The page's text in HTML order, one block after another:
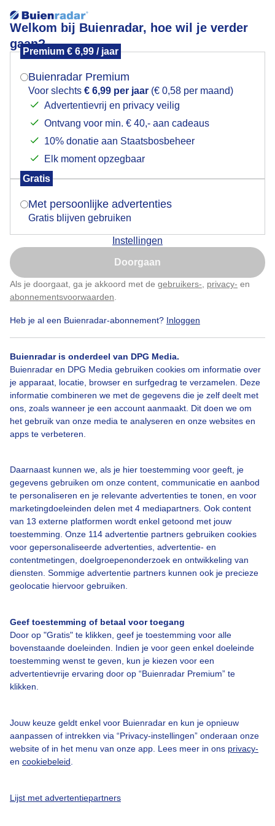
Welkom bij Buienradar, hoe wil je verder
gaan?
Premium € 6,99 / jaar
Buienradar Premium
Voor slechts € 6,99 per jaar (€ 0,58 per maand)
Advertentievrij en privacy veilig
Ontvang voor min. € 40,- aan cadeaus
10% donatie aan Staatsbosbeheer
Elk moment opzegbaar
Gratis
Met persoonlijke advertenties
Gratis blijven gebruiken
Instellingen
Doorgaan
Als je doorgaat, ga je akkoord met de gebruikers- privacy- en
abonnementsvoorwaarden
Heb je al een Buienradar-abonnement? Inloggen
Buienradar is onderdeel van DPG Media.
Buienradar en DPG Media gebruiken cookies om informatie over
je apparaat, locatie, browser en surfgedrag te verzamelen. Deze
informatie combineren we met de gegevens die je zelf deelt met
ons, zoals wanneer je een account aanmaakt. Dit doen we om
het gebruik van onze media te analyseren en onze websites en
apps te verbeteren.
Daarnaast kunnen we, als je hier toestemming voor geeft, je
gegevens gebruiken om onze content, communicatie en aanbod
te personaliseren en je relevante advertenties te tonen, en voor
marketingdoeleinden delen met 4 mediapartners. Ook content
van 13 externe platformen wordt enkel getoond met jouw
toestemming. Onze 114 advertentie partners gebruiken cookies
voor gepersonaliseerde advertenties, advertentie- en
contentmetingen, doelgroepenonderzoek en ontwikkeling van
diensten. Sommige advertentie partners kunnen ook je precieze
geolocatie hiervoor gebruiken.
Geef toestemming of betaal voor toegang
Door op "Gratis" te klikken, geef je toestemming voor alle
bovenstaande doeleinden. Indien je voor geen enkel doeleinde
toestemming wenst te geven, kun je kiezen voor een
advertentievrije ervaring door op “Buienradar Premium” te
klikken.
Jouw keuze geldt enkel voor Buienradar en kun je opnieuw
aanpassen of intrekken via “Privacy-instellingen” onderaan onze
website of in het menu van onze app. Lees meer in ons privacy-
en cookiebeleid
Lijst met advertentiepartners
Fraaie wolkenluchten
Door: Petr Dorunda
Bekijk slideshow
Een moment geduld aub...
Over Buienradar
Contact
Toegankelijkheid
Gebruikersvoorwaarden
Buienradar Team
Privacy beleid
Cookie beleid
Gratis weerdata
Mogen we je locatie gebruiken voor het
Indien je hier nog geen akkoord op hebt gegeven,
verschijnt er zo een pop-up uit je browser waarin
Is goed, toon de popup
Nu niet, misschien later
Klik hierom dit aan te passen